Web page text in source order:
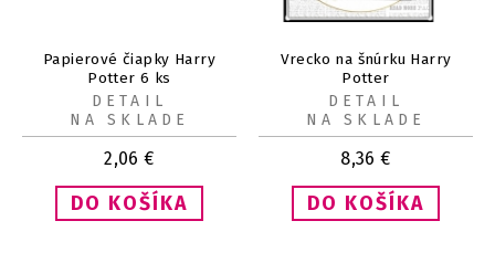
Papierové čiapky Harry
Potter 6 ks
2,06 €
DETAIL
NA SKLADE
Vrecko na šnúrku Harry
Potter
8,36 €
DETAIL
NA SKLADE